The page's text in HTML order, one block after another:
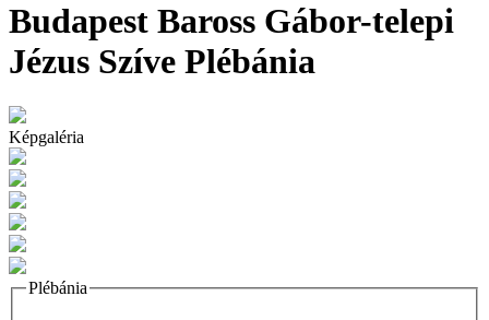
Budapest Baross Gábor-telepi
Jézus Szíve Plébánia
Képgaléria
Plébánia